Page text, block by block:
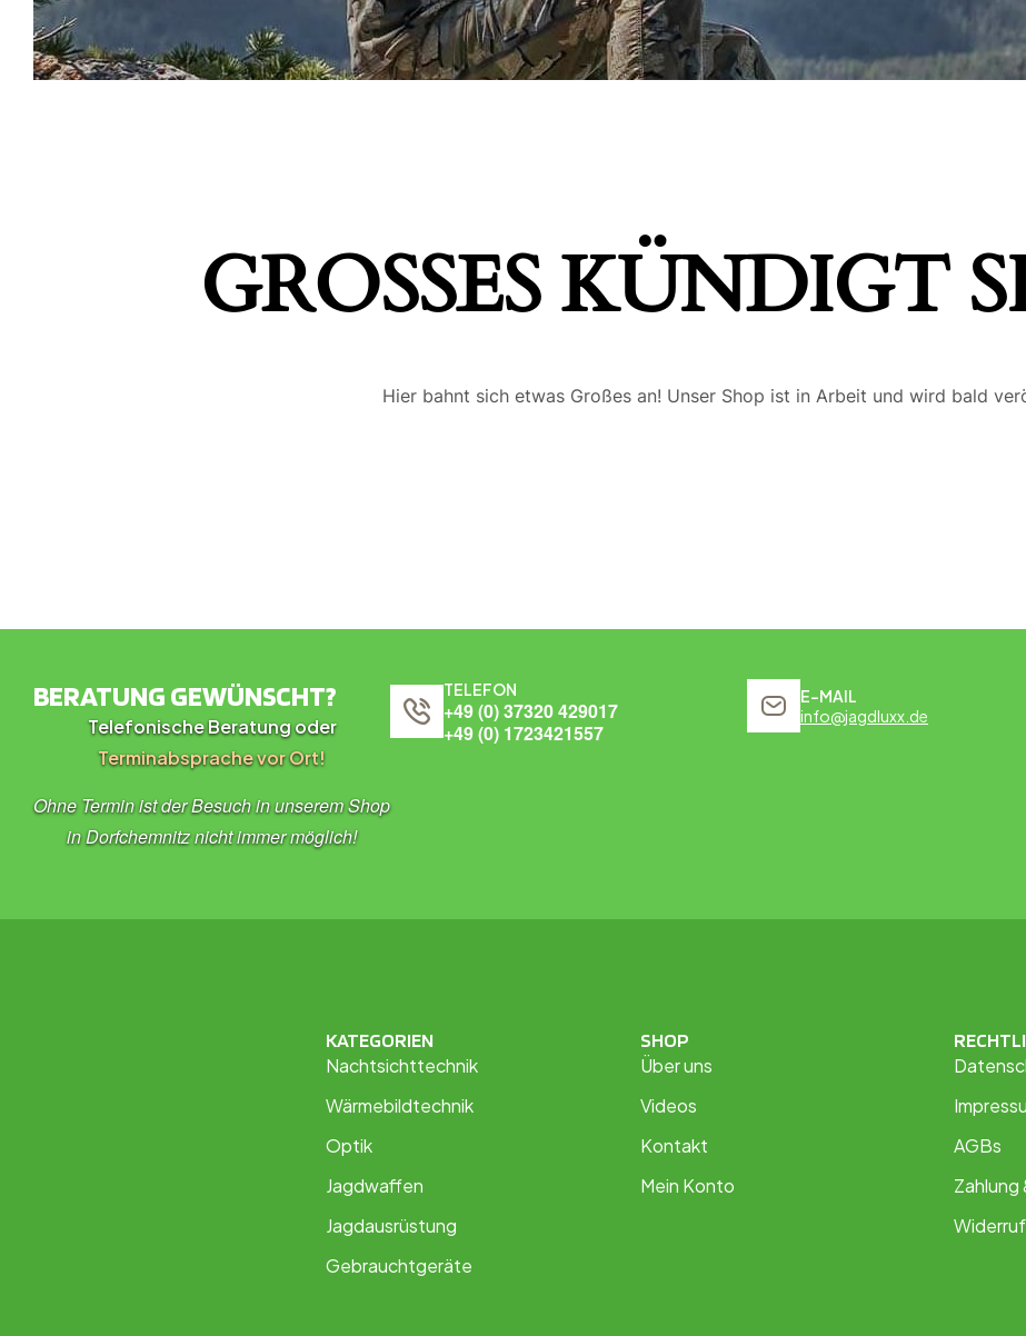
GROSSES KÜNDIGT
Hier bahnt sich etwas Großes an! Unser Shop ist in Arbeit und wird bald
BERATUNG GEWÜNSCHT?
Telefonische Beratung oder
Terminabsprache vor Ort!
Ohne Termin ist der Besuch in unserem Shop
in Dorfchemnitz nicht immer möglich!
TELEFON
+49 (0) 37320 429017
+49 (0) 1723421557
E-MAIL
info@jagdluxx.de
KATEGORIEN
Nachtsichttechnik
Wärmebildtechnik
Optik
Jagdwaffen
Jagdausrüstung
Gebrauchtgeräte
SHOP
Über uns
Videos
Kontakt
Mein Konto
AGBs
Zahlung